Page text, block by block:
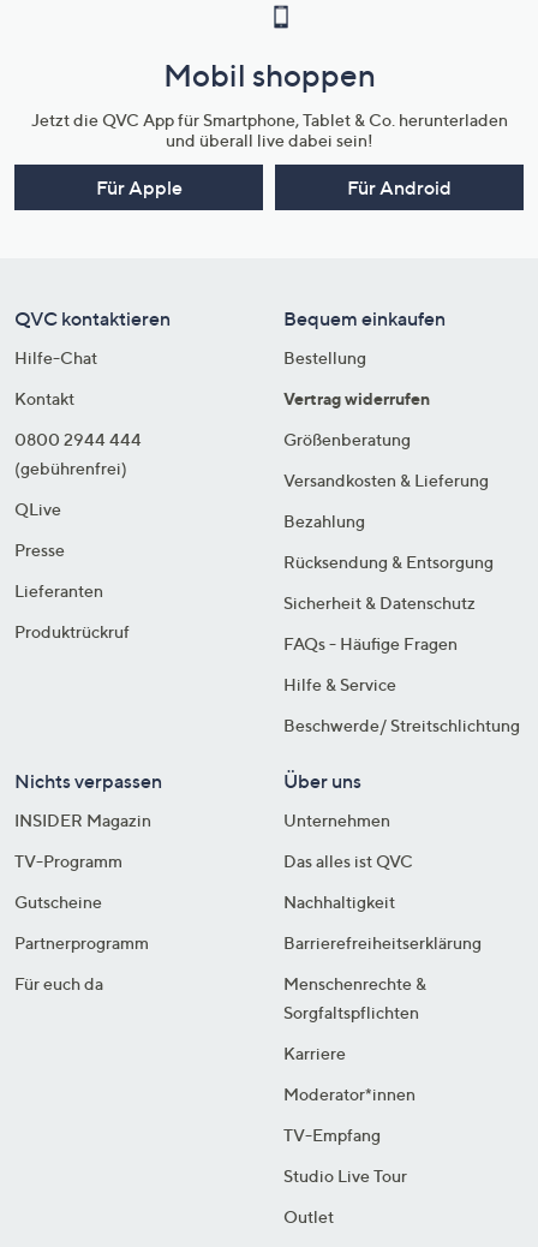
Mobil shoppen
Jetzt die QVC App für Smartphone, Tablet & Co. herunterladen
und überall live dabei sein!
Für Apple Für Android
QVC kontaktieren
Hilfe-Chat
Kontakt
0800 2944 444
(gebührenfrei)
QLive
Presse
Lieferanten
Produktrückruf
Bequem einkaufen
Bestellung
Vertrag widerrufen
Größenberatung
Versandkosten & Lieferung
Bezahlung
Rücksendung & Entsorgung
Sicherheit & Datenschutz
FAQs - Häufige Fragen
Hilfe & Service
Beschwerde/ Streitschlichtung
Nichts verpassen
INSIDER Magazin
TV-Programm
Gutscheine
Partnerprogramm
Für euch da
Über uns
Unternehmen
Das alles ist QVC
Nachhaltigkeit
Barrierefreiheitserklärung
Menschenrechte &
Sorgfaltspflichten
Karriere
Moderator*innen
TV-Empfang
Studio Live Tour
Outlet